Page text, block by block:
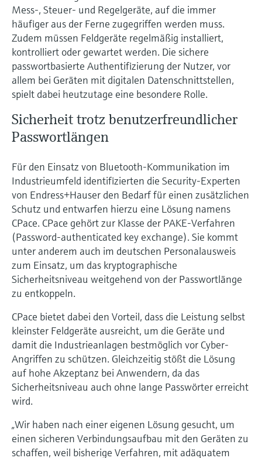
Device Viewer
Produktspezifische Informationen und
Dokumente finden
Ersatzteilsuche
Ersatzteile anhand von Produktwurzel,
Bestellcode oder Seriennummer finden
Füllstandsmessung
Füllstandsmessung Druck
Alle ansehen
Analysatoren für Härte, Eisen,
Aluminium & Chromat
Prozessphotometer
Mikrowellentransmission
Memosens-Technologie
Mess-, Steuer- und Regelgeräte, auf die immer
häufiger aus der Ferne zugegriffen werden muss.
Zudem müssen Feldgeräte regelmäßig installiert,
kontrolliert oder gewartet werden. Die sichere
passwortbasierte Authentifizierung der Nutzer, vor
allem bei Geräten mit digitalen Datenschnittstellen,
spielt dabei heutzutage eine besondere Rolle.
Sicherheit trotz benutzerfreundlicher
Passwortlängen
Für den Einsatz von Bluetooth-Kommunikation im
Industrieumfeld identifizierten die Security-Experten
von Endress+Hauser den Bedarf für einen zusätzlichen
Schutz und entwarfen hierzu eine Lösung namens
CPace. CPace gehört zur Klasse der PAKE-Verfahren
(Password-authenticated key exchange). Sie kommt
unter anderem auch im deutschen Personalausweis
zum Einsatz, um das kryptographische
Sicherheitsniveau weitgehend von der Passwortlänge
zu entkoppeln.
CPace bietet dabei den Vorteil, dass die Leistung selbst
kleinster Feldgeräte ausreicht, um die Geräte und
damit die Industrieanlagen bestmöglich vor Cyber-
Angriffen zu schützen. Gleichzeitig stößt die Lösung
auf hohe Akzeptanz bei Anwendern, da das
Sicherheitsniveau auch ohne lange Passwörter erreicht
wird.
„Wir haben nach einer eigenen Lösung gesucht, um
einen sicheren Verbindungsaufbau mit den Geräten zu
schaffen, weil bisherige Verfahren, mit adäquatem